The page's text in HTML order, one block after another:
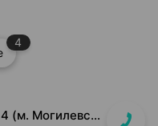
4
пр-т Партизанский, д. 151, пом. 4 (м. Могилевская, выход на ул. Ангарская)